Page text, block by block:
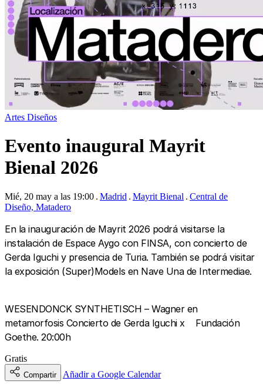
Artes Diseños
Evento inaugural Mayrit
Bienal 2026
Mié, 20 may a las 19:00 Madrid Mayrit Bienal
Central de
Diseño, Matadero
En la inauguración de Mayrit 2026 podrá visitarse la
instalación de Espace Aygo con FINSA, con concierto de
Gerda Iguchi y presencia de Turia. También se podrá visitar
la exposición (Super)Models en Nave Una de Intermediae.
WESENDONCK SYNTHETISCH – Wagner en
metamorfosis Concierto de Gerda Iguchi x Fundación
Goethe. 20:00h
Gratis
Compartir Añadir a Google Calendar